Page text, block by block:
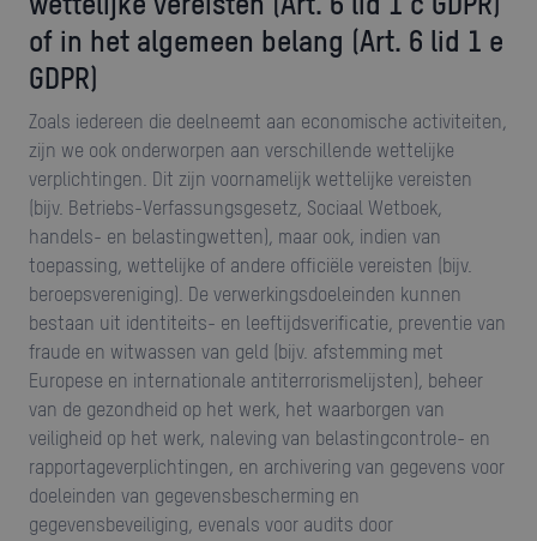
of in het algemeen belang (Art. 6 lid 1 e
GDPR)
Zoals iedereen die deelneemt aan economische activiteiten,
zijn we ook onderworpen aan verschillende wettelijke
verplichtingen. Dit zijn voornamelijk wettelijke vereisten
(bijv. Betriebs-Verfassungsgesetz, Sociaal Wetboek,
handels- en belastingwetten), maar ook, indien van
toepassing, wettelijke of andere officiële vereisten (bijv.
beroepsvereniging). De verwerkingsdoeleinden kunnen
bestaan uit identiteits- en leeftijdsverificatie, preventie van
fraude en witwassen van geld (bijv. afstemming met
Europese en internationale antiterrorismelijsten), beheer
van de gezondheid op het werk, het waarborgen van
veiligheid op het werk, naleving van belastingcontrole- en
rapportageverplichtingen, en archivering van gegevens voor
doeleinden van gegevensbescherming en
gegevensbeveiliging, evenals voor audits door